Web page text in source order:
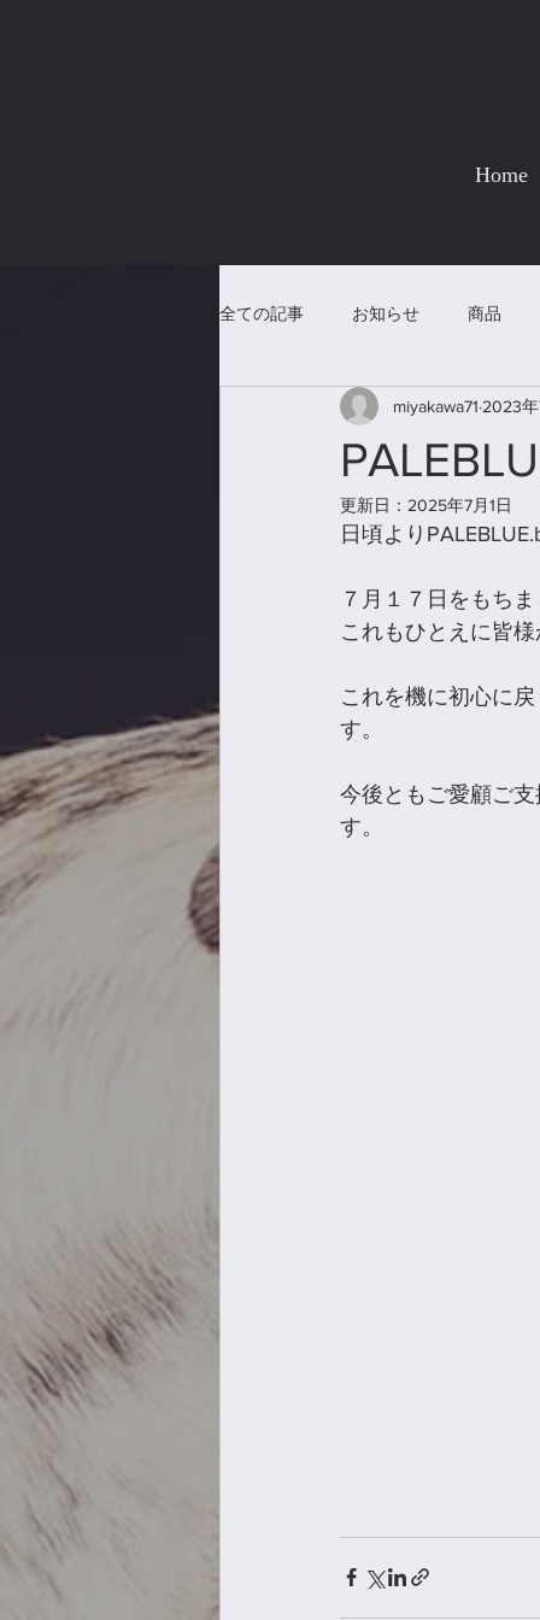
Home
全ての記事 お知らせ 商品
miyakawa71 2023年
更新日： 2025年7月1日
日頃より
７月１７日をもち
これもひとえに皆
これを機に初心に
す。
今後ともご愛顧ご
す。